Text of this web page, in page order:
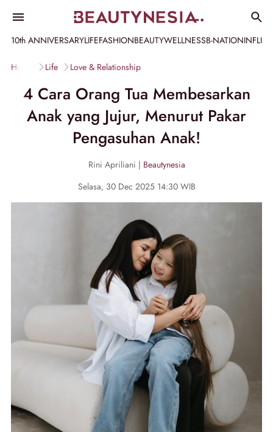
10th ANNIVERSARYLIFEFASHIONBEAUTYWELLNESSB-NATION
Home Life Love & Relationship
4 Cara Orang Tua Membesarkan
Anak yang Jujur, Menurut Pakar
Pengasuhan Anak!
Rini Apriliani | Beautynesia
Selasa, 30 Dec 2025 14:30 WIB